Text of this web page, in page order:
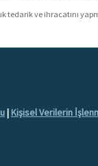
tedarik ve ihracatını
|Kişisel Verilerin